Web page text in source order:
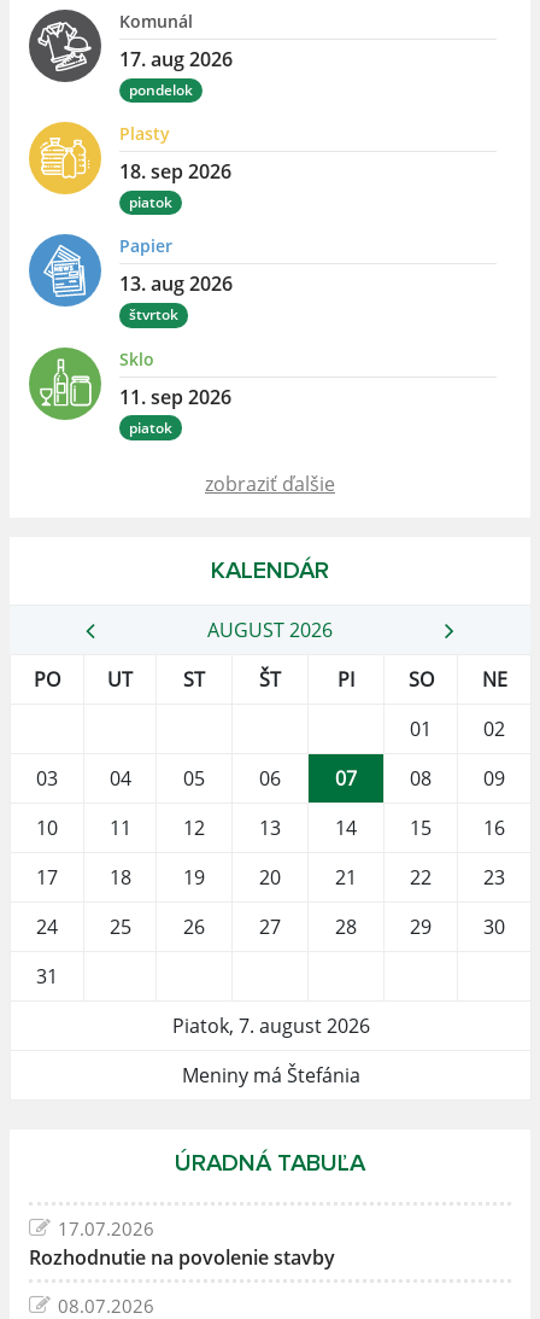
Komunál
17. aug 2026
pondelok
Plasty
18. sep 2026
piatok
Papier
13. aug 2026
štvrtok
Sklo
11. sep 2026
piatok
zobraziť ďalšie
KALENDÁR
AUGUST 2026
PO
UT ST ŠT PI SO
NE
01
02
03
04 05 06 07 08
09
10
11 12 13 14 15
16
17
18 19 20 21 22
23
24
25 26 27 28 29
30
31
Piatok, 7. august 2026
Meniny má Štefánia
ÚRADNÁ TABUĽA
17.07.2026
Rozhodnutie na povolenie stavby
08.07.2026